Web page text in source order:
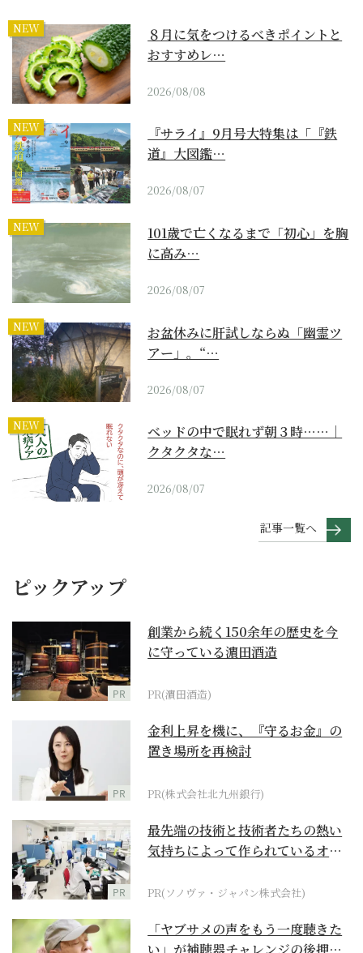
NEW
８月に気をつけるべきポイントと
おすすめレ…
2026/08/08
NEW
『サライ』9月号大特集は「『鉄
道』大図鑑…
2026/08/07
NEW
101歳で亡くなるまで「初心」を胸
に高み…
2026/08/07
NEW
お盆休みに肝試しならぬ「幽霊ツ
アー」。“…
2026/08/07
NEW
ベッドの中で眠れず朝３時……｜
クタクタな…
2026/08/07
記事一覧へ
ピックアップ
PR
創業から続く150余年の歴史を今
に守っている濵田酒造
PR(濵田酒造)
PR
金利上昇を機に、『守るお金』の
置き場所を再検討
PR(株式会社北九州銀行)
PR
最先端の技術と技術者たちの熱い
気持ちによって作られているオー
PR(ソノヴァ・ジャパン株式会社)
「ヤブサメの声をもう一度聴きた